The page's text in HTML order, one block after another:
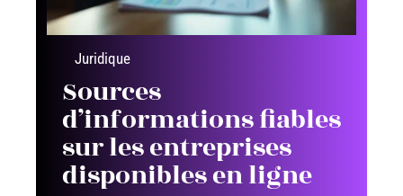
Juridique
Sources
d’informations fiables
sur les entreprises
disponibles en ligne